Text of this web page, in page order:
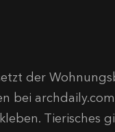
der
bei
Tierisches